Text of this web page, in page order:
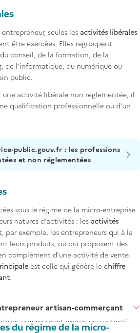
d’art.
obligatoirement la fourniture du petit-
seules les activités libérales
être exercées. Elles regroupent
conseil, de la formation, de la
l’informatique, du numérique ou
public.
une activité libérale non réglementée, il
qualification professionnelle ou d’un
public.gouv.fr : les professions
et non réglementées
sous le régime de la micro-entreprise
natures d’activités : les activités
par exemple, les entrepreneurs qui à la
leurs produits, ou qui proposent des
complément d’une activité de vente.
est celle qui génère le chiffre
.
artisan-commerçant
commerçant exerce une activité
du régime de la micro-